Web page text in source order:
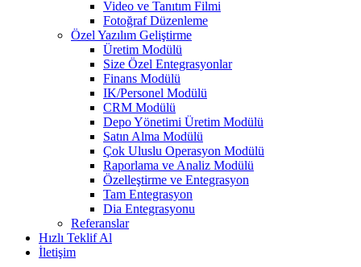
Video ve Tanıtım Filmi
Fotoğraf Düzenleme
Özel Yazılım Geliştirme
Üretim Modülü
Size Özel Entegrasyonlar
Finans Modülü
IK/Personel Modülü
CRM Modülü
Depo Yönetimi Üretim Modülü
Satın Alma Modülü
Çok Uluslu Operasyon Modülü
Raporlama ve Analiz Modülü
Özelleştirme ve Entegrasyon
Tam Entegrasyon
Dia Entegrasyonu
Referanslar
Hızlı Teklif Al
İletişim